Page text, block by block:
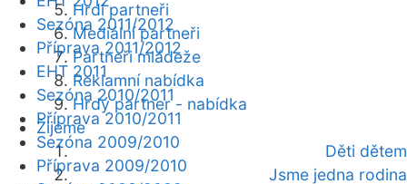
Hrdí partneři
Mediální partneři
Partneři mládeže
Reklamní nabídka
Hrdý partner - nabídka
Žijeme
Děti dětem
Jsme jedna rodina
Sezóna 2011/2012
Příprava 2011/2012
EHT 2011
Sezóna 2010/2011
Příprava 2010/2011
Sezóna 2009/2010
Příprava 2009/2010